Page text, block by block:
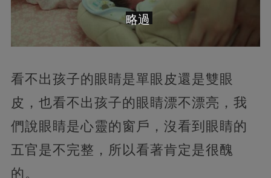
看不出孩子的眼睛是單眼皮還是雙眼
皮，也看不出孩子的眼睛漂不漂亮，我
們說眼睛是心靈的窗戶，沒看到眼睛的
五官是不完整，所以看著肯定是很醜
的。
略過